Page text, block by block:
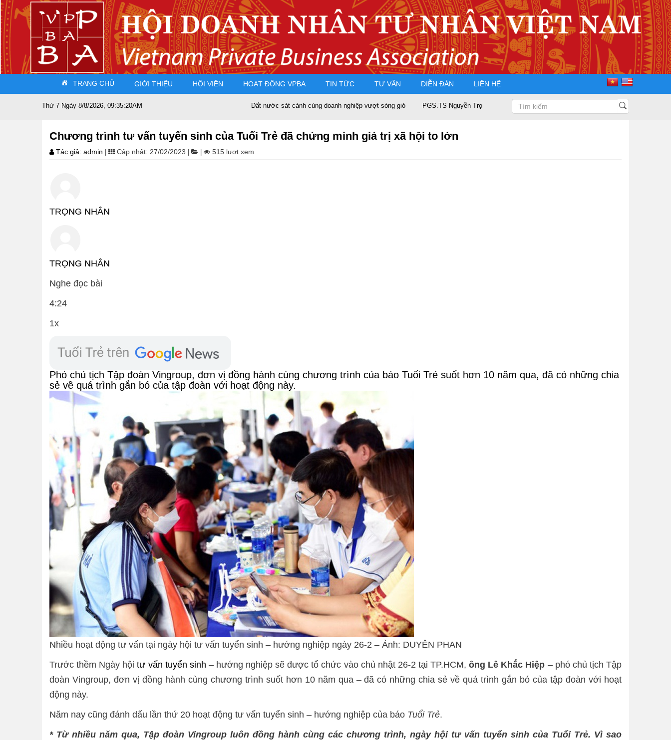
TRANG CHỦ GIỚI THIỆU HỘI VIÊN HOẠT ĐỘNG VPBA TIN TỨC TƯ VẤN DIỄN ĐÀN LIÊN HỆ
Thứ 7 Ngày 8/8/2026, 09:35:22AM Đất nước sát cánh cùng doanh nghiệp vượt sóng gió PGS.TS Nguyễn Trọng Điều tái đắc cử Chủ tịch Hội Doanh nhân Tư nhân Việt Nam nhiệm kỳ 2025
Chương trình tư vấn tuyển sinh của Tuổi Trẻ đã chứng minh giá trị xã hội to lớn
Tác giả: admin Cập nhật: 27/02/2023 515 lượt xem
TRỌNG NHÂN
TRỌNG NHÂN
Nghe đọc bài
4:24
1x
Phó chủ tịch Tập đoàn Vingroup, đơn vị đồng hành cùng chương trình của báo Tuổi Trẻ suốt hơn 10 năm qua, đã có những chia
sẻ về quá trình gắn bó của tập đoàn với hoạt động này.
Nhiều hoạt động tư vấn tại ngày hội tư vấn tuyển sinh – hướng nghiệp ngày 26-2 – Ảnh: DUYÊN PHAN
Trước thềm Ngày hộitư vấn tuyển sinh – hướng nghiệp sẽ được tổ chức vào chủ nhật 26-2 tại TP.HCM,ông Lê Khắc Hiệp – phó chủ tịch Tập
đoàn Vingroup, đơn vị đồng hành cùng chương trình suốt hơn 10 năm qua – đã có những chia sẻ về quá trình gắn bó của tập đoàn với hoạt
động này.
Năm nay cũng đánh dấu lần thứ 20 hoạt động tư vấn tuyển sinh – hướng nghiệp của báo Tuổi Trẻ.
* Từ nhiều năm qua, Tập đoàn Vingroup luôn đồng hành cùng các chương trình, ngày hội tư vấn tuyển sinh của Tuổi Trẻ. Vì sao